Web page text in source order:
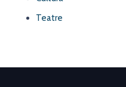
Teatre